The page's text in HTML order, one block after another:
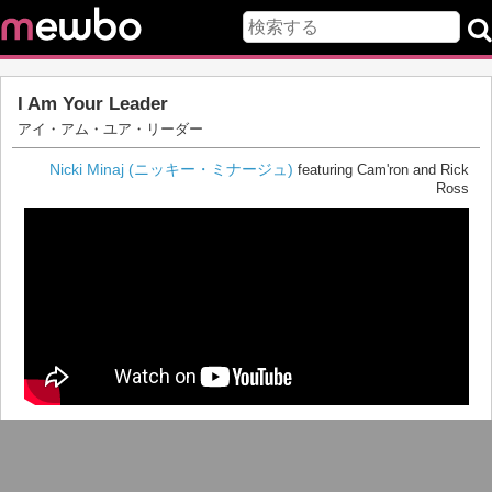
I Am Your Leader
アイ・アム・ユア・リーダー
Nicki Minaj (ニッキー・ミナージュ) featuring Cam'ron and Rick
Ross